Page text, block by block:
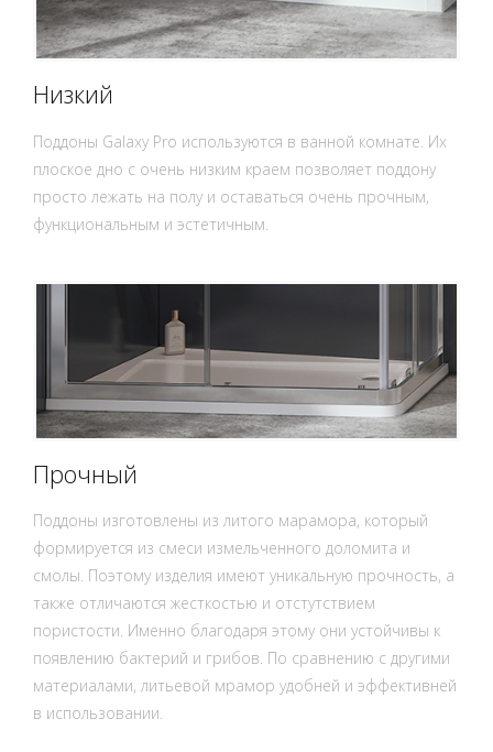
Низкий
Поддоны Galaxy Pro используются в ванной комнате. Их
плоское дно с очень низким краем позволяет поддону
просто лежать на полу и оставаться очень прочным,
функциональным и эстетичным.
Прочный
Поддоны изготовлены из литого марамора, который
формируется из смеси измельченного доломита и
смолы. Поэтому изделия имеют уникальную прочность, а
также отличаются жесткостью и отстутствием
пористости. Именно благодаря этому они устойчивы к
появлению бактерий и грибов. По сравнению с другими
материалами, литьевой мрамор удобней и эффективней
в использовании.